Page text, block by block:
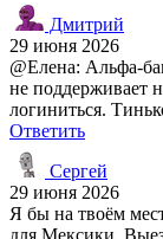
Дмитрий
29 июня 2026
@Елена: Альфа-
не поддерживает
логиниться.
Ответить
Сергей
29 июня 2026
Я бы на твоём
для Мексики.